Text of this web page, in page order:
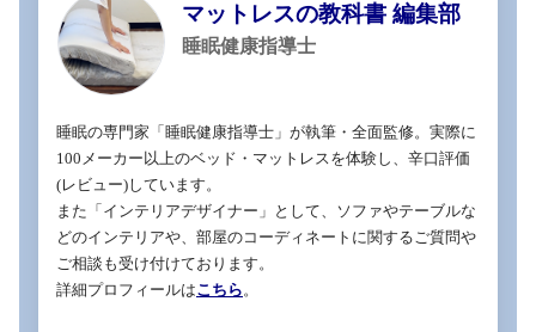
マットレスの教科書 編集部
睡眠健康指導士
睡眠の専門家「睡眠健康指導士」が執筆・全面監修。実際に
100メーカー以上のベッド・マットレスを体験し、辛口評価
(レビュー)しています。
また「インテリアデザイナー」として、ソファやテーブルな
どのインテリアや、部屋のコーディネートに関するご質問や
ご相談も受け付けております。
詳細プロフィールはこちら 。